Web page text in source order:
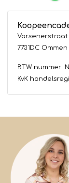
Varsenerstraat
7731DC Ommen
BTW nummer:
KvK